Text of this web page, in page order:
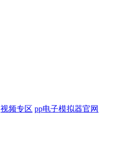
视频专区 pp电子模拟器官网